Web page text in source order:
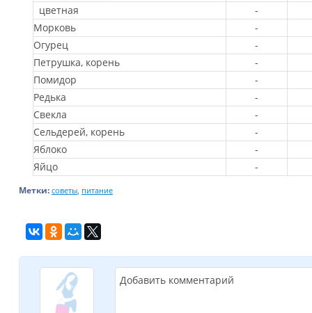
цветная
-
Морковь
-
Огурец
-
Петрушка, корень
-
Помидор
-
Редька
-
Свекла
-
Сельдерей, корень
-
Яблоко
-
Яйцо
-
Метки: советы, питание
Добавить комментарий